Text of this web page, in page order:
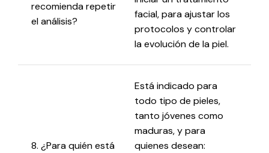
recomienda repetir
el análisis?
facial, para ajustar los
protocolos y controlar
la evolución de la piel.
8. ¿Para quién está
Está indicado para
todo tipo de pieles,
tanto jóvenes como
maduras, y para
quienes desean: